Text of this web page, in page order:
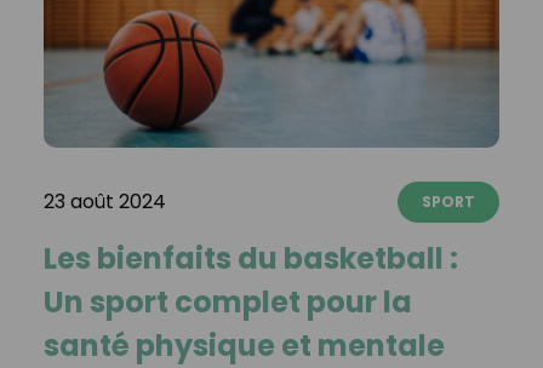
23 août 2024 SPORT
Les bienfaits du basketball :
Un sport complet pour la
santé physique et mentale